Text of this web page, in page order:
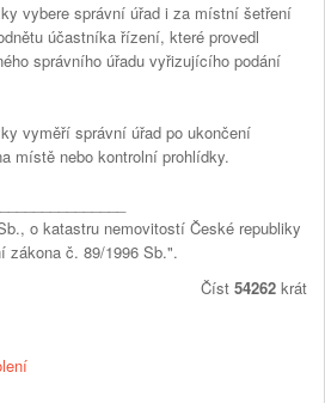
vybere správní úřad i za místní šetření
účastníka řízení, které provedl
správního úřadu vyřizujícího podání
vyměří správní úřad po ukončení
místě nebo kontrolní prohlídky.
o katastru nemovitostí České republiky
zákona č. 89/1996 Sb.".
Číst 54262 krát